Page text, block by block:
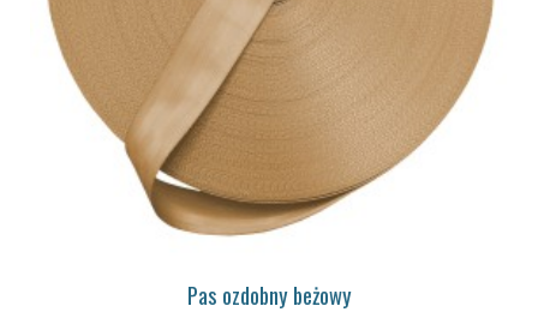
Pas ozdobny beżowy